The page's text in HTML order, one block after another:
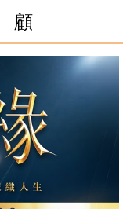
顧